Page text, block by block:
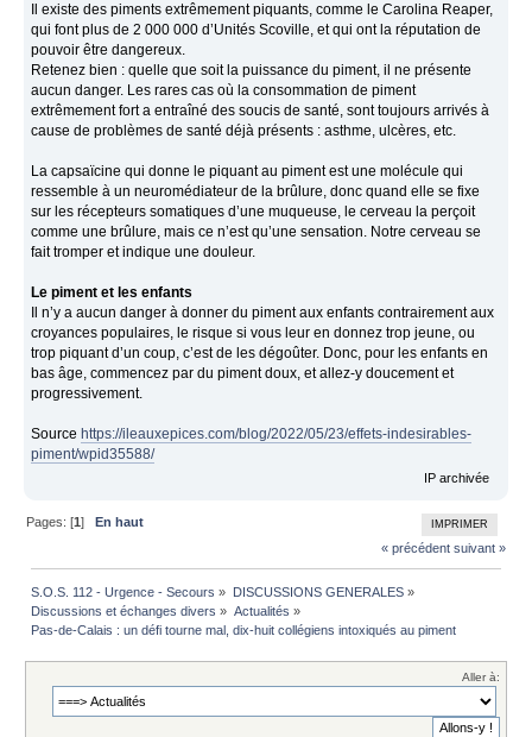
Il existe des piments extrêmement piquants, comme le Carolina Reaper,
qui font plus de 2 000 000 d’Unités Scoville, et qui ont la réputation de
pouvoir être dangereux.
Retenez bien : quelle que soit la puissance du piment, il ne présente
aucun danger. Les rares cas où la consommation de piment
extrêmement fort a entraîné des soucis de santé, sont toujours arrivés à
cause de problèmes de santé déjà présents : asthme, ulcères, etc.
La capsaïcine qui donne le piquant au piment est une molécule qui
ressemble à un neuromédiateur de la brûlure, donc quand elle se fixe
sur les récepteurs somatiques d’une muqueuse, le cerveau la perçoit
comme une brûlure, mais ce n’est qu’une sensation. Notre cerveau se
fait tromper et indique une douleur.
Le piment et les enfants
Il n’y a aucun danger à donner du piment aux enfants contrairement aux
croyances populaires, le risque si vous leur en donnez trop jeune, ou
trop piquant d’un coup, c’est de les dégoûter. Donc, pour les enfants en
bas âge, commencez par du piment doux, et allez-y doucement et
progressivement.
Source https://ileauxepices.com/blog/2022/05/23/effets-indesirables-
piment/wpid35588/
IP archivée
IMPRIMER
Pages: [1]
En haut
« précédent suivant »
S.O.S. 112 - Urgence - Secours » DISCUSSIONS GENERALES»
Discussions et échanges divers » Actualités »
Pas-de-Calais : un défi tourne mal, dix-huit collégiens intoxiqués au piment
Aller à: